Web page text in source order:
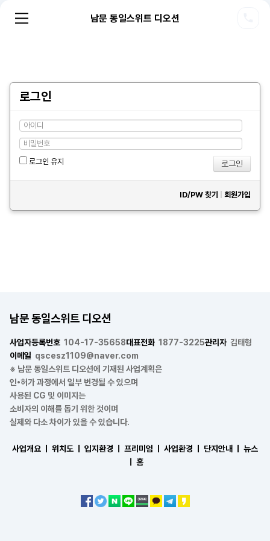
남문 동일스위트 디오션
로그인
로그인 유지
ID/PW 찾기 회원가입
남문 동일스위트 디오션
사업자등록번호 104-17-35658대표전화 1877-3225관리자 김태형
이메일 qscesz1109@naver.com
※ 남문 동일스위트 디오션에 기재된 사업계획은
인•허가 과정에서 일부 변경될 수 있으며
사용된 CG 및 이미지는
소비자의 이해를 돕기 위한 것이며
실제와 다소 차이가 있을 수 있습니다.
사업개요 ㅣ 위치도 ㅣ 입지환경 ㅣ 프리미엄 ㅣ 사업환경 ㅣ 단지안내 ㅣ
뉴스
홈